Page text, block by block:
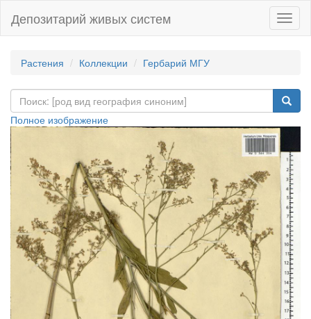
Депозитарий живых систем
Растения Коллекции Гербарий МГУ
Полное изображение